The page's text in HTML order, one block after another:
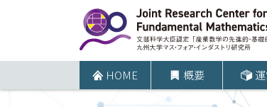
ツ
HOME 概要